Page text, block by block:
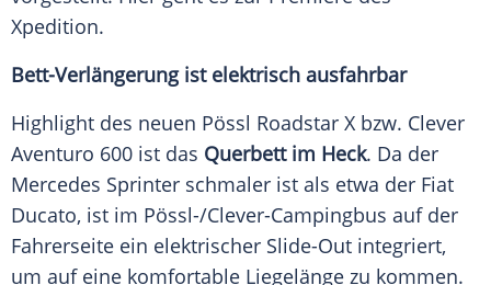
Xpedition.
Bett-Verlängerung ist elektrisch ausfahrbar
Highlight des neuen Pössl Roadstar X bzw. Clever
Aventuro 600 ist das Querbett im Heck. Da der
Mercedes Sprinter schmaler ist als etwa der Fiat
Ducato, ist im Pössl-/Clever-Campingbus auf der
Fahrerseite ein elektrischer Slide-Out integriert,
um auf eine komfortable Liegelänge zu kommen.